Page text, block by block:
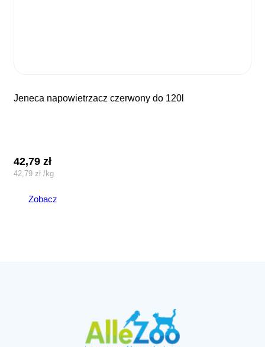
jeneca napowietrzacz czerwony do 120l
42,79zł
42,79zł /kg
Zobacz